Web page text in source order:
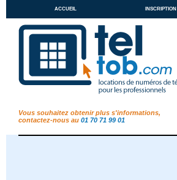
accueil inscription
Vous souhaitez obtenir plus s'informations,
contactez-nous au 01 70 71 99 01